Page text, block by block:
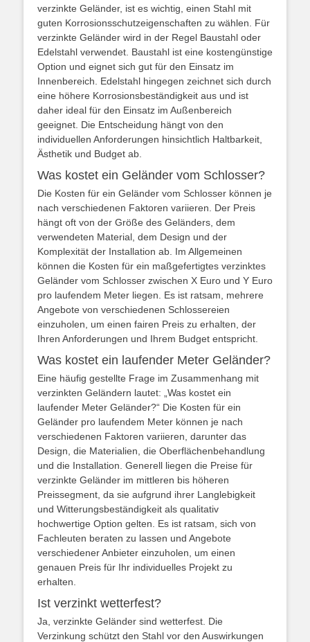
verzinkte Geländer, ist es wichtig, einen Stahl mit
guten Korrosionsschutzeigenschaften zu wählen. Für
verzinkte Geländer wird in der Regel Baustahl oder
Edelstahl verwendet. Baustahl ist eine kostengünstige
Option und eignet sich gut für den Einsatz im
Innenbereich. Edelstahl hingegen zeichnet sich durch
eine höhere Korrosionsbeständigkeit aus und ist
daher ideal für den Einsatz im Außenbereich
geeignet. Die Entscheidung hängt von den
individuellen Anforderungen hinsichtlich Haltbarkeit,
Ästhetik und Budget ab.
Was kostet ein Geländer vom Schlosser?
Die Kosten für ein Geländer vom Schlosser können je
nach verschiedenen Faktoren variieren. Der Preis
hängt oft von der Größe des Geländers, dem
verwendeten Material, dem Design und der
Komplexität der Installation ab. Im Allgemeinen
können die Kosten für ein maßgefertigtes verzinktes
Geländer vom Schlosser zwischen X Euro und Y Euro
pro laufendem Meter liegen. Es ist ratsam, mehrere
Angebote von verschiedenen Schlossereien
einzuholen, um einen fairen Preis zu erhalten, der
Ihren Anforderungen und Ihrem Budget entspricht.
Was kostet ein laufender Meter Geländer?
Eine häufig gestellte Frage im Zusammenhang mit
verzinkten Geländern lautet: „Was kostet ein
laufender Meter Geländer?“ Die Kosten für ein
Geländer pro laufendem Meter können je nach
verschiedenen Faktoren variieren, darunter das
Design, die Materialien, die Oberflächenbehandlung
und die Installation. Generell liegen die Preise für
verzinkte Geländer im mittleren bis höheren
Preissegment, da sie aufgrund ihrer Langlebigkeit
und Witterungsbeständigkeit als qualitativ
hochwertige Option gelten. Es ist ratsam, sich von
Fachleuten beraten zu lassen und Angebote
verschiedener Anbieter einzuholen, um einen
genauen Preis für Ihr individuelles Projekt zu
erhalten.
Ist verzinkt wetterfest?
Ja, verzinkte Geländer sind wetterfest. Die
Verzinkung schützt den Stahl vor den Auswirkungen